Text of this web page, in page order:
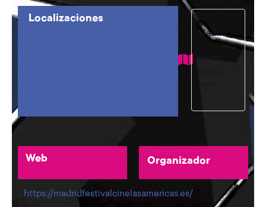
Localizaciones
Madrid
Madrid
Web
https://madridfestivalcinelasamericas.es/
Organizador